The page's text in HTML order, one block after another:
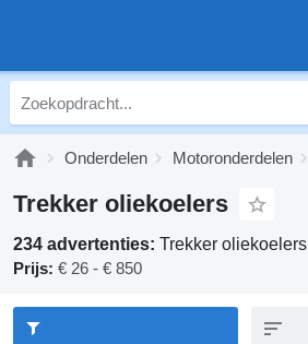
Onderdelen Motoronderdelen
Trekker oliekoelers
234 advertenties: Trekker oliekoelers
Prijs: € 26 - € 850